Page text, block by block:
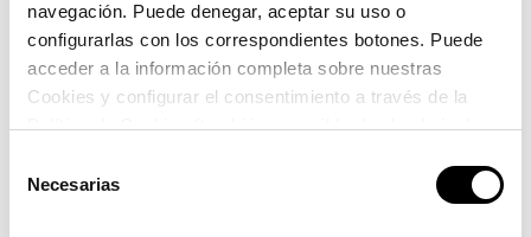
navegación. Puede denegar, aceptar su uso o
configurarlas con los correspondientes botones. Puede
acceder a la información completa sobre nuestras
Cookies y configurar el consentimiento a través de la
Política de Cookies (también accesible desde el pie de
transferencia de datos fuera del EEE (más información
NecesariasPrograma